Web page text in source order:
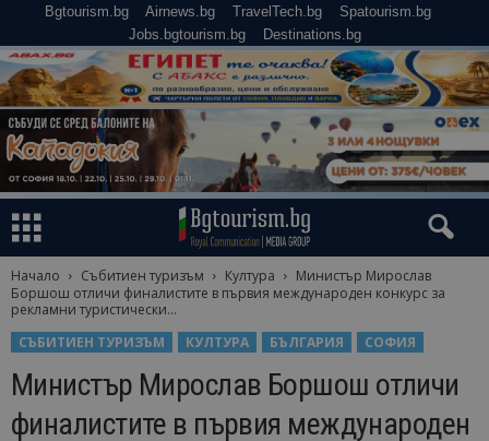
Bgtourism.bg Airnews.bg TravelTech.bg
Spatourism.bg
Jobs.bgtourism.bg
Destinations.bg
Начало Събитиен туризъм Култура
Министър Мирослав
Боршош отличи финалистите в първия международен конкурс за
рекламни туристически...
СЪБИТИЕН ТУРИЗЪМ
КУЛТУРА БЪЛГАРИЯ СОФИЯ
Министър Мирослав Боршош отличи
финалистите в първия международен